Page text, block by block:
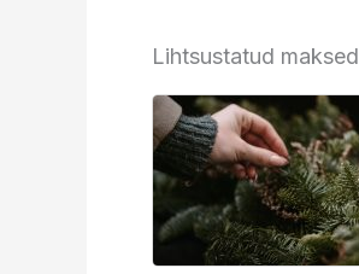
Lihtsustatud maksed